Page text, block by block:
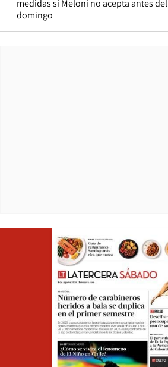
medidas si Meloni no acepta antes del
domingo